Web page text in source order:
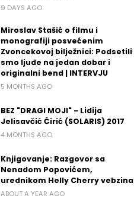
9 DAYS AGO
Miroslav Stašić o filmu i
monografiji posvećenim
Zvoncekovoj bilježnici: Podsetili
smo ljude na jedan dobar i
originalni bend | INTERVJU
5 MONTHS AGO
BEZ "DRAGI MOJI" - Lidija
Jelisavčić Ćirić (SOLARIS) 2017
4 MONTHS AGO
Knjigovanje: Razgovor sa
Nenadom Popovićem,
urednikom Helly Cherry vebzina
ABOUT A YEAR AGO